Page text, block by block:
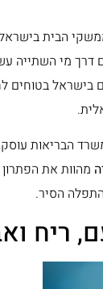
חוסר במגנזיום במים המסופקים לכ-70% ממשקי
סוג 2. המחקר העריך כי תוספת יומית של 50 מ"ג מגנזיום דרך
המים המותפלים בישראל
ומשרד הבריאות
מהוות את
הסיר.